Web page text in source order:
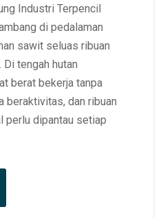
Industri Terpencil
di pedalaman
sawit seluas ribuan
tengah hutan
berat bekerja tanpa
beraktivitas, dan ribuan
perlu dipantau setiap